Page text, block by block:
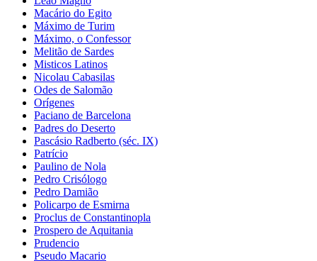
Macário do Egito
Máximo de Turim
Máximo, o Confessor
Melitão de Sardes
Misticos Latinos
Nicolau Cabasilas
Odes de Salomão
Orígenes
Paciano de Barcelona
Padres do Deserto
Pascásio Radberto (séc. IX)
Patrício
Paulino de Nola
Pedro Crisólogo
Pedro Damião
Policarpo de Esmirna
Proclus de Constantinopla
Prospero de Aquitania
Prudencio
Pseudo Macario